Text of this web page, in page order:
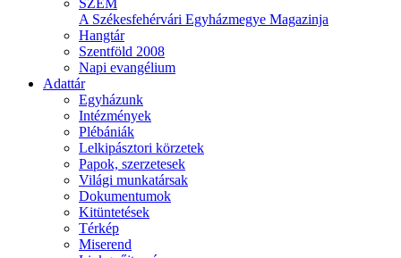
SZEM
A Székesfehérvári Egyházmegye Magazinja
Hangtár
Szentföld 2008
Napi evangélium
Adattár
Egyházunk
Intézmények
Plébániák
Lelkipásztori körzetek
Papok, szerzetesek
Világi munkatársak
Dokumentumok
Kitüntetések
Térkép
Miserend